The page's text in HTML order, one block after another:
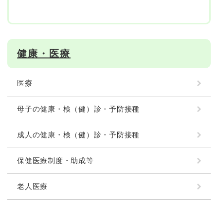
健康・医療
医療
母子の健康・検（健）診・予防接種
成人の健康・検（健）診・予防接種
保健医療制度・助成等
老人医療